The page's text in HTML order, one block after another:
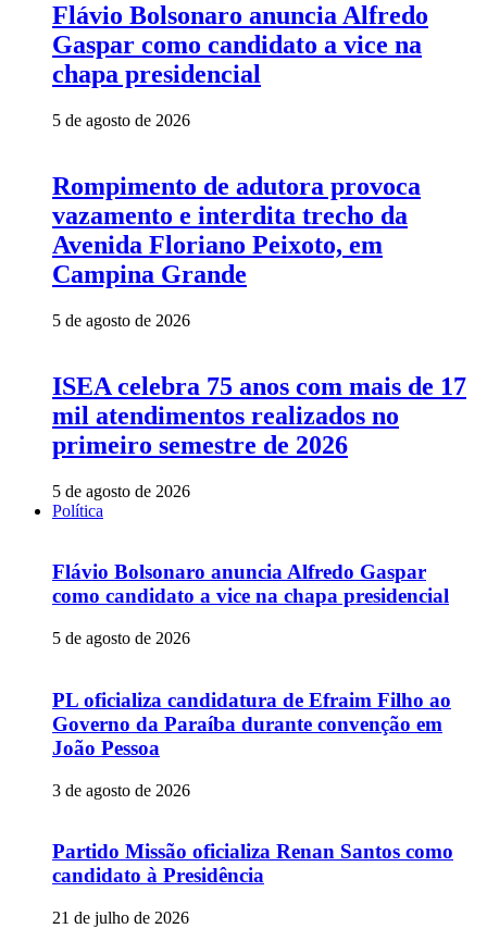
Flávio Bolsonaro anuncia Alfredo
Gaspar como candidato a vice na
chapa presidencial
5 de agosto de 2026
Rompimento de adutora provoca
vazamento e interdita trecho da
Avenida Floriano Peixoto, em
Campina Grande
5 de agosto de 2026
ISEA celebra 75 anos com mais de 17
mil atendimentos realizados no
primeiro semestre de 2026
5 de agosto de 2026
Política
Flávio Bolsonaro anuncia Alfredo Gaspar
como candidato a vice na chapa presidencial
5 de agosto de 2026
PL oficializa candidatura de Efraim Filho ao
Governo da Paraíba durante convenção em
João Pessoa
3 de agosto de 2026
Partido Missão oficializa Renan Santos como
candidato à Presidência
21 de julho de 2026